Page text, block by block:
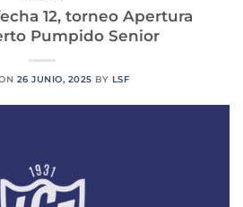
12, torneo Apertura
Pumpido Senior
26 JUNIO, 2025 BY LSF